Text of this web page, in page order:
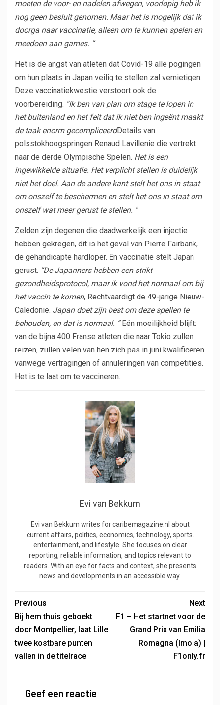
moeten de voor- en nadelen afwegen, voorlopig heb ik
nog geen besluit genomen. Maar het is mogelijk dat ik
doorga naar vaccinatie, alleen om te kunnen spelen en
meedoen aan games. “
Het is de angst van atleten dat Covid-19 alle pogingen
om hun plaats in Japan veilig te stellen zal vernietigen.
Deze vaccinatiekwestie verstoort ook de
voorbereiding. “Ik ben van plan om stage te lopen in
het buitenland en het feit dat ik niet ben ingeënt maakt
de taak enorm gecompliceerdDetails van
polsstokhoogspringen Renaud Lavillenie die vertrekt
naar de derde Olympische Spelen. Het is een
ingewikkelde situatie. Het verplicht stellen is duidelijk
niet het doel. Aan de andere kant stelt het ons in staat
om onszelf te beschermen en stelt het ons in staat om
onszelf wat meer gerust te stellen. “
Zelden zijn degenen die daadwerkelijk een injectie
hebben gekregen, dit is het geval van Pierre Fairbank,
de gehandicapte hardloper. En vaccinatie stelt Japan
gerust. “De Japanners hebben een strikt
gezondheidsprotocol, maar ik vond het normaal om bij
het vaccin te komen, Rechtvaardigt de 49-jarige Nieuw-
Caledonië. Japan doet zijn best om deze spellen te
behouden, en dat is normaal. ” Eén moeilijkheid blijft:
van de bijna 400 Franse atleten die naar Tokio zullen
reizen, zullen velen van hen zich pas in juni kwalificeren
vanwege vertragingen of annuleringen van competities.
Het is te laat om te vaccineren.
Evi van Bekkum
Evi van Bekkum writes for caribemagazine.nl about
current affairs, politics, economics, technology, sports,
entertainment, and lifestyle. She focuses on clear
reporting, reliable information, and topics relevant to
readers. With an eye for facts and context, she presents
news and developments in an accessible way.
Previous
Bij hem thuis geboekt
door Montpellier, laat Lille
twee kostbare punten
vallen in de titelrace
Next
F1 – Het startnet voor de
Grand Prix van Emilia
Romagna (Imola) |
F1only.fr
Geef een reactie